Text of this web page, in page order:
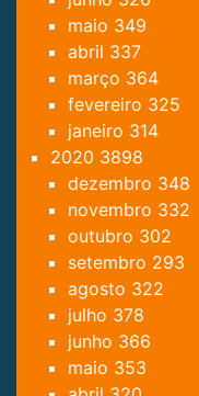
maio 349
abril 337
março 364
fevereiro 325
janeiro 314
2020 3898
dezembro 348
novembro 332
outubro 302
setembro 293
agosto 322
julho 378
junho 366
maio 353